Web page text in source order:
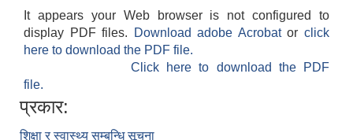
It appears your Web browser is not configured to
display PDF files.
Download adobe Acrobatorclick
here to download the PDF file.
Click here to download the PDF
file.
प्रकार:
शिक्षा र स्वास्थ्य सम्बन्धि सूचना